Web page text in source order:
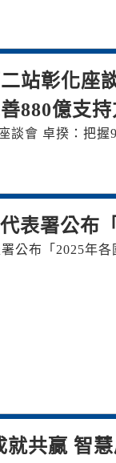
站彰化座
880億支
談會 卓揆：把
表署公布
公布「2025年各
就共贏 智